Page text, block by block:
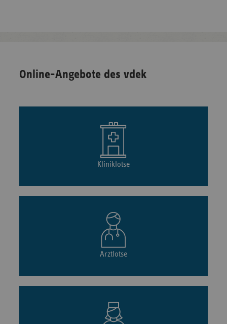
Online-Angebote des vdek
Kliniklotse
Arztlotse